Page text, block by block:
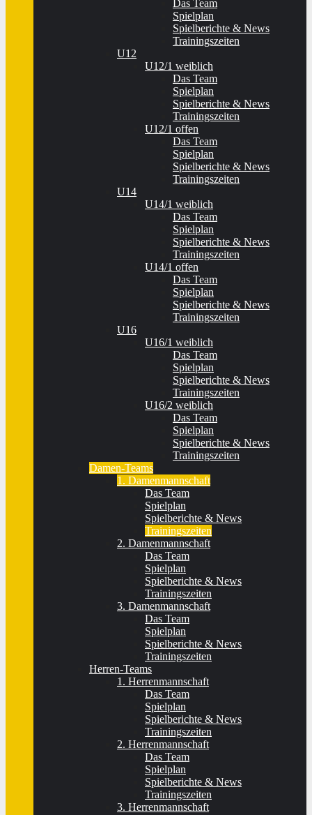
Das Team
Spielplan
Spielberichte & News
Trainingszeiten
U12
U12/1 weiblich
Das Team
Spielplan
Spielberichte & News
Trainingszeiten
U12/1 offen
Das Team
Spielplan
Spielberichte & News
Trainingszeiten
U14
U14/1 weiblich
Das Team
Spielplan
Spielberichte & News
Trainingszeiten
U14/1 offen
Das Team
Spielplan
Spielberichte & News
Trainingszeiten
U16
U16/1 weiblich
Das Team
Spielplan
Spielberichte & News
Trainingszeiten
U16/2 weiblich
Das Team
Spielplan
Spielberichte & News
Trainingszeiten
Damen-Teams
1. Damenmannschaft
Das Team
Spielplan
Spielberichte & News
Trainingszeiten
2. Damenmannschaft
Das Team
Spielplan
Spielberichte & News
Trainingszeiten
3. Damenmannschaft
Das Team
Spielplan
Spielberichte & News
Trainingszeiten
Herren-Teams
1. Herrenmannschaft
Das Team
Spielplan
Spielberichte & News
Trainingszeiten
2. Herrenmannschaft
Das Team
Spielplan
Spielberichte & News
Trainingszeiten
3. Herrenmannschaft